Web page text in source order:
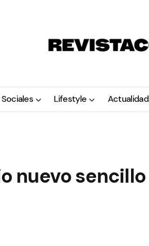
Sociales Lifestyle Actualidad
nuevo sencillo